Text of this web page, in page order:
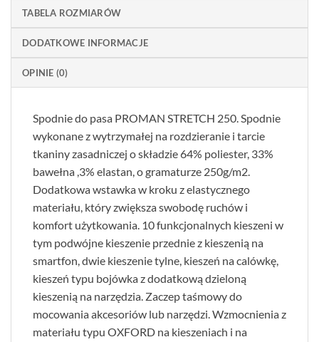
TABELA ROZMIARÓW
DODATKOWE INFORMACJE
OPINIE (0)
Spodnie do pasa PROMAN STRETCH 250. Spodnie
wykonane z wytrzymałej na rozdzieranie i tarcie
tkaniny zasadniczej o składzie 64% poliester, 33%
bawełna ,3% elastan, o gramaturze 250g/m2.
Dodatkowa wstawka w kroku z elastycznego
materiału, który zwiększa swobodę ruchów i
komfort użytkowania. 10 funkcjonalnych kieszeni w
tym podwójne kieszenie przednie z kieszenią na
smartfon, dwie kieszenie tylne, kieszeń na calówkę,
kieszeń typu bojówka z dodatkową dzieloną
kieszenią na narzędzia. Zaczep taśmowy do
mocowania akcesoriów lub narzędzi. Wzmocnienia z
materiału typu OXFORD na kieszeniach i na